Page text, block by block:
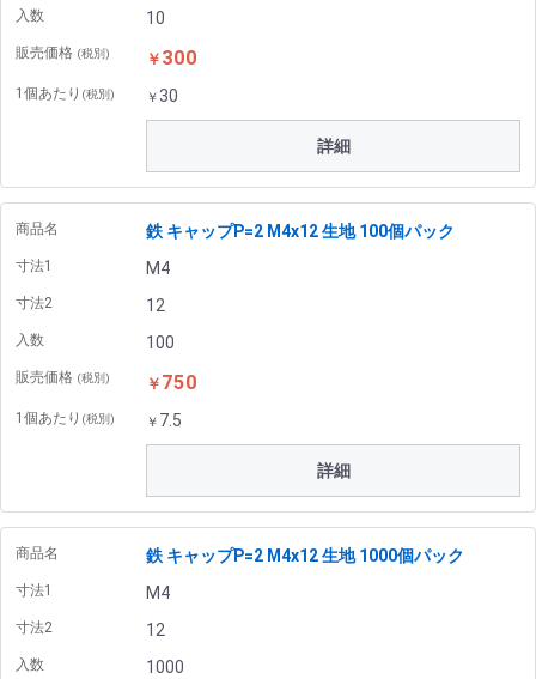
入数 10
販売価格 (税別) ￥ 300
1個あたり (税別) ￥ 30
詳細
商品名 鉄 キャップP=2 M4x12 生地 100個パック
寸法1 M4
寸法2 12
入数 100
販売価格 (税別) ￥ 750
1個あたり (税別) ￥ 7.5
詳細
商品名 鉄 キャップP=2 M4x12 生地 1000個パック
寸法1 M4
寸法2 12
入数 1000